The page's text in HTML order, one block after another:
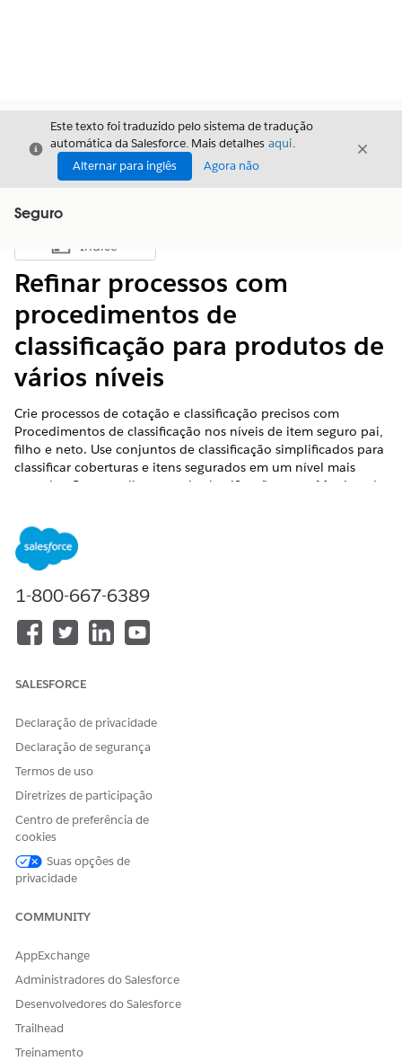
Fechar
Este texto foi traduzido pelo sistema de tradução
automática da Salesforce. Mais detalhes aqui.
Alternar para inglês
Agora não
Fechar
Seguro
Mostrar índice
Índice
Refinar processos com
procedimentos de
classificação para produtos de
vários níveis
Crie processos de cotação e classificação precisos com
Procedimentos de classificação nos níveis de item seguro pai,
filho e neto. Use conjuntos de classificação simplificados para
classificar coberturas e itens segurados em um nível mais
granular. Os procedimentos de classificação usam Matrizes de
cobertura.
Onde:Essa alteração se aplica ao Lightning Experience nas
edições Professional, Enterprise e Unlimited com o pacote
gerenciado Indústrias de seguro.
Por quê:Configurar Procedimentos de classificação em cada
nível de item segurado (pai, filho e neto) ajuda você a
a cobertura. Assim, seus clientes pagam exatamente a
Consulte também
Conheça os procedimentos de classificação
Diga-nos para podermos melhorar!
1-800-667-6389
SALESFORCE
Declaração de privacidade
Declaração de segurança
Termos de uso
Diretrizes de participação
Centro de preferência de
cookies
Suas opções de
privacidade
COMMUNITY
AppExchange
Administradores do Salesforce
Desenvolvedores do Salesforce
Trailhead
Treinamento